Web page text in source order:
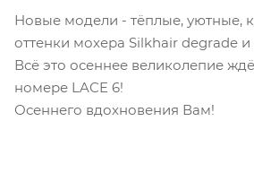
Новые модели - тёплые, уютные,
оттенки мохера Silkhair degrade
Всё это осеннее великолепие
номере LACE 6!
Осеннего вдохновения Вам!